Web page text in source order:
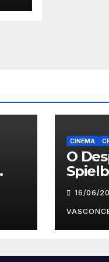
CINEMA
O
D?16/06/